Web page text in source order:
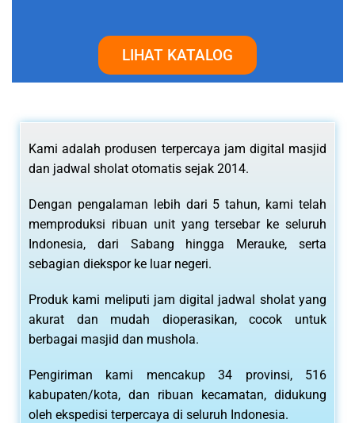
LIHAT KATALOG
Kami adalah produsen terpercaya jam digital masjid
dan jadwal sholat otomatis sejak 2014.
Dengan pengalaman lebih dari 5 tahun, kami telah
memproduksi ribuan unit yang tersebar ke seluruh
Indonesia, dari Sabang hingga Merauke, serta
sebagian diekspor ke luar negeri.
Produk kami meliputi jam digital jadwal sholat yang
akurat dan mudah dioperasikan, cocok untuk
berbagai masjid dan mushola.
Pengiriman kami mencakup 34 provinsi, 516
kabupaten/kota, dan ribuan kecamatan, didukung
oleh ekspedisi terpercaya di seluruh Indonesia.